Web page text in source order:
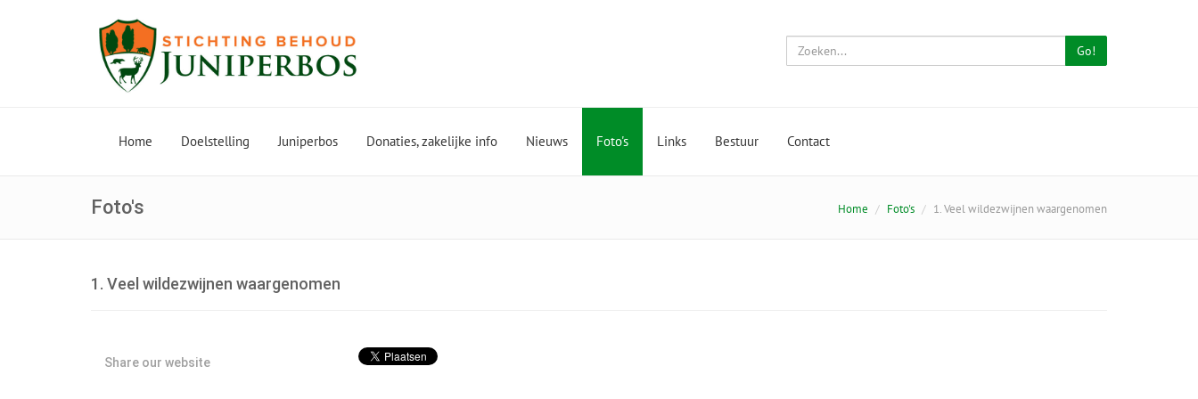
Go!
Home Doelstelling Juniperbos Donaties, zakelijke info Nieuws Foto's Links Bestuur Contact
Foto's Home Foto's 1. Veel wildezwijnen waargenomen
1. Veel wildezwijnen waargenomen
Share our website